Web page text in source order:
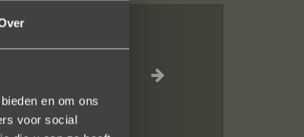
en om ons
voor social
??